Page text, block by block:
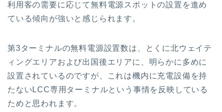
利用客の需要に応じて無料電源スポットの設置を進め
ている傾向が強いと感じられます。
第3ターミナルの無料電源設置数は、とくに北ウェイテ
ィングエリアおよび出国後エリアに、明らかに多めに
設置されているのですが、これは機内に充電設備を持
たないLCC専用ターミナルという事情を反映している
ためと思われます。